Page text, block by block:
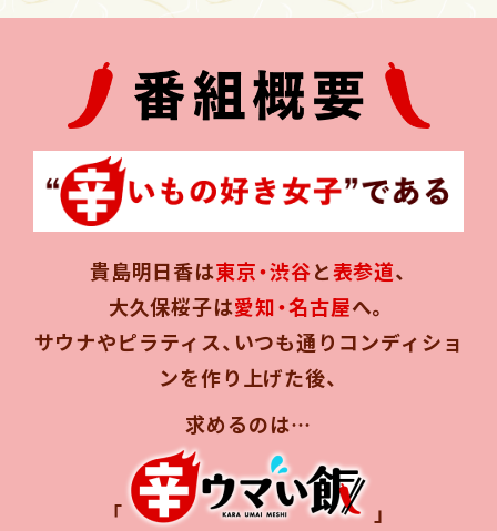
貴島明日香は東京・渋谷と表参道、
大久保桜子は愛知・名古屋へ。
サウナやピラティス、いつも通りコンディショ
ンを作り上げた後、
求めるのは…
「 」